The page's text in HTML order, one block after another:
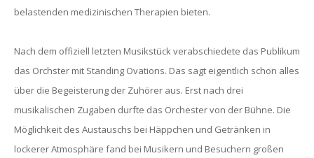
belastenden medizinischen Therapien bieten.
Nach dem offiziell letzten Musikstück verabschiedete das Publikum
das Orchster mit Standing Ovations. Das sagt eigentlich schon alles
über die Begeisterung der Zuhörer aus. Erst nach drei
musikalischen Zugaben durfte das Orchester von der Bühne. Die
Möglichkeit des Austauschs bei Häppchen und Getränken in
lockerer Atmosphäre fand bei Musikern und Besuchern großen